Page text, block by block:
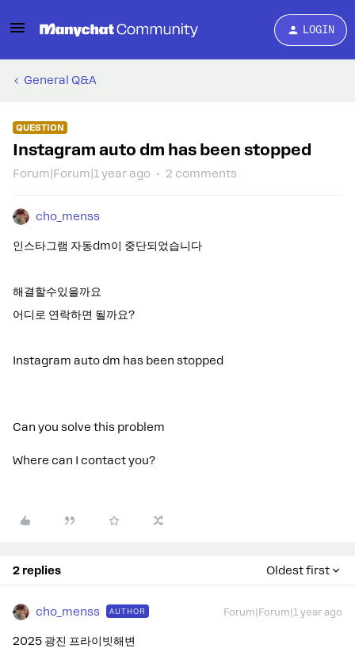
LOGIN
General Q&A
QUESTION
Instagram auto dm has been stopped
Forum|Forum|1 year ago 2 comments
cho_menss
인스타그램 자동dm이 중단되었습니다
해결할수있을까요
어디로 연락하면 될까요?
Instagram auto dm has been stopped
Can you solve this problem
Where can I contact you?
2 replies Oldest first
cho_menss AUTHOR Forum|Forum|1 year ago
2025 광진 프라이빗해변